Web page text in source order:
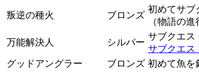
叛逆の種火 ブロンズ
初めてサブ
（物語の
万能解決人 シルバー
サブクエス
サブクエス
グッドアングラー
ブロンズ 初めて魚を